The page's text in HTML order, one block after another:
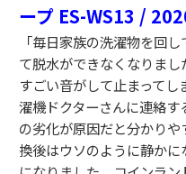
ープ ES-WS13 /
「毎日家族の洗濯物を回
て脱水ができなくなりま
すごい音がして止まって
濯機ドクターさんに連絡
の劣化が原因だと分かり
換後はウソのように静か